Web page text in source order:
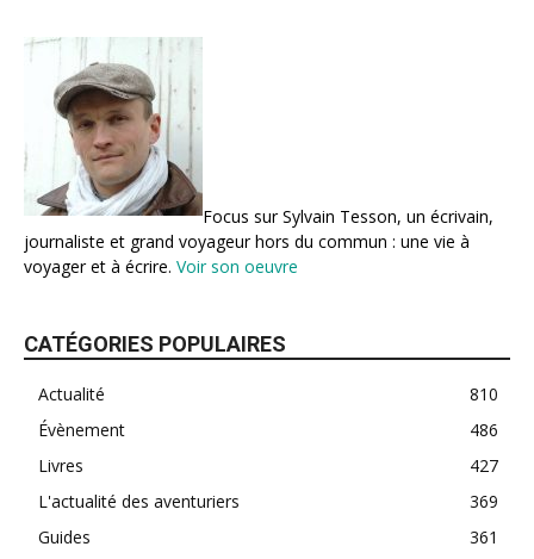
Focus sur Sylvain Tesson, un écrivain,
journaliste et grand voyageur hors du commun : une vie à
voyager et à écrire. Voir son oeuvre
CATÉGORIES POPULAIRES
Actualité
810
Évènement
486
Livres
427
L'actualité des aventuriers
369
Guides
361